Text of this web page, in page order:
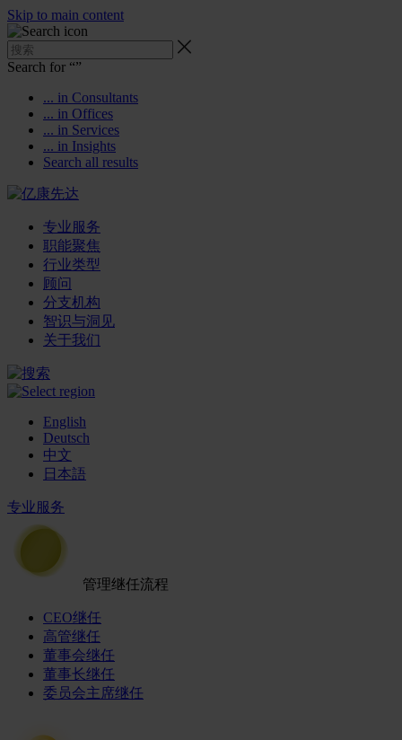
Skip to main content
Search for “”
... in Consultants
... in Offices
... in Services
... in Insights
Search all results
专业服务
职能聚焦
行业类型
顾问
分支机构
智识与洞见
关于我们
English
Deutsch
中文
日本語
专业服务
管理继任流程
CEO继任
高管继任
董事会继任
董事长继任
委员会主席继任